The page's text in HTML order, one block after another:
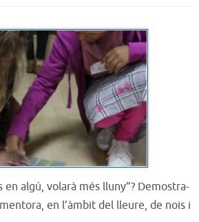
en algú, volarà més lluny”? Demostra-
en l’àmbit del lleure, de nois i